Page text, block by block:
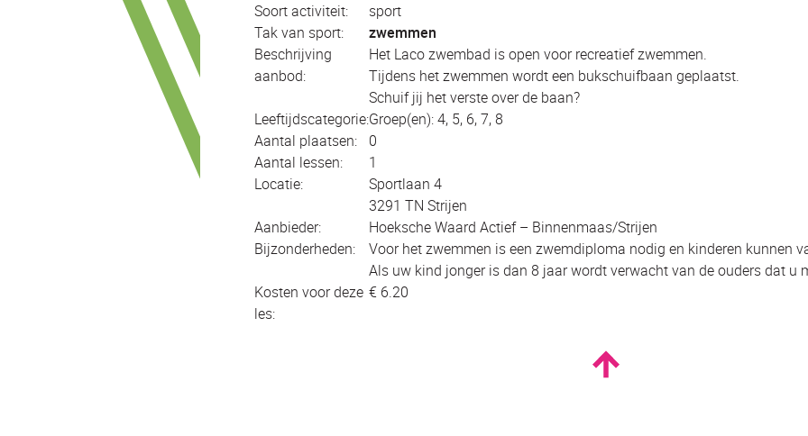
Soort activiteit:
sport
Tak van sport:
zwemmen
Beschrijving
aanbod:
Het Laco zwembad is open voor recreatief zwemmen.
Tijdens het zwemmen wordt een bukschuifbaan geplaatst.
Schuif jij het verste over de baan?
Leeftijdscategorie:Groep(en): 4, 5, 6, 7, 8
Aantal plaatsen:
0
Aantal lessen:
1
Locatie:
Sportlaan 4
3291 TN Strijen
Aanbieder:
Hoeksche Waard Actief – Binnenmaas/Strijen
Bijzonderheden:
Voor het zwemmen is een zwemdiploma nodig en kinderen kunnen
Als uw kind jonger is dan 8 jaar wordt verwacht van de ouders dat u
Kosten voor deze
les:
€ 6.20